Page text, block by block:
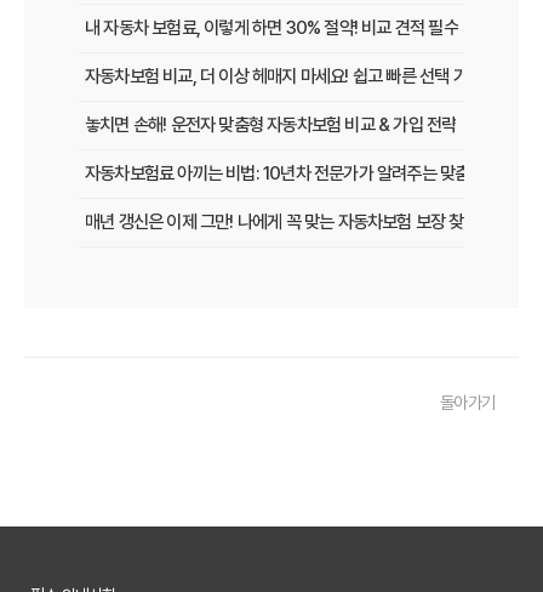
내 자동차 보험료, 이렇게 하면 30% 절약! 비교 견적 필수
자동차보험 비교, 더 이상 헤매지 마세요! 쉽고 빠른 선택 가이드
놓치면 손해! 운전자 맞춤형 자동차보험 비교 & 가입 전략
자동차보험료 아끼는 비법: 10년차 전문가가 알려주는 맞춤형 설계 전
매년 갱신은 이제 그만! 나에게 꼭 맞는 자동차보험 보장 찾는 법
놓치면 후회! 자동차보험 가입 전 반드시 알아야 할 핵심 정보
돌아가기